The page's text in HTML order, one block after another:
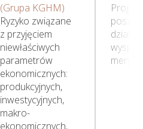
(Grupa KGHM)
Ryzyko związane
z przyjęciem
niewłaściwych
parametrów
ekonomicznych:
produkcyjnych,
inwestycyjnych,
makro-
ekonomicznych,